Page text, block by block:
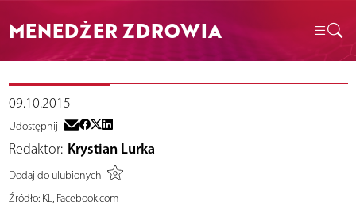
MENEDŻER ZDROWIA
09.10.2015
Udostępnij
Redaktor: Krystian Lurka
Dodaj do ulubionych
Źródło:KL, Facebook.com